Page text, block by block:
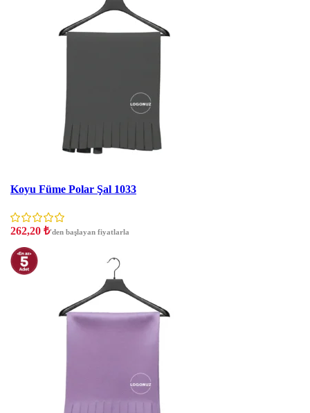
Koyu Füme Polar Şal 1033
262,20 ₺'den başlayan fiyatlarla